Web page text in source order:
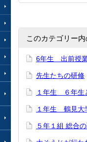
このカテゴリー
6年生 出前授業
先生たちの研修
１年生 ６年生
１年生 鶴見大
５年１組 総合